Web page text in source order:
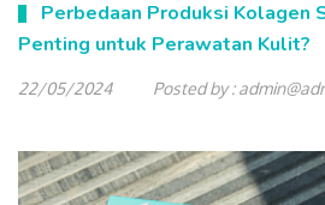
Perbedaan Produksi Kolagen
Penting untuk Perawatan Kulit?
22/05/2024 Posted by :